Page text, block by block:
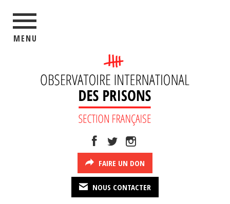
MENU
FAIRE UN DON
NOUS CONTACTER